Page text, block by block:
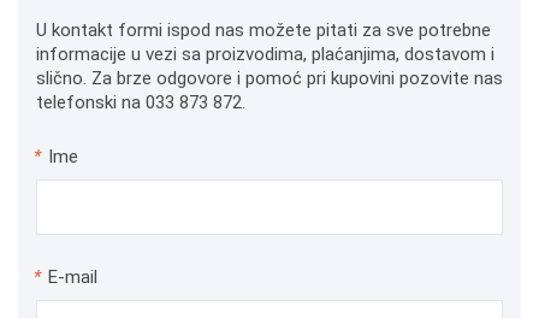
U kontakt formi ispod nas možete pitati za sve potrebne
informacije u vezi sa proizvodima, plaćanjima, dostavom i
slično. Za brze odgovore i pomoć pri kupovini pozovite nas
telefonski na 033 873 872.
* Ime
* E-mail